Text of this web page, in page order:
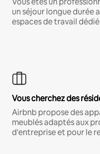
un séjour longue durée
espaces de travail
Vous cherchez des
Airbnb propose des
meublés adaptés aux
d'entreprise et pour le